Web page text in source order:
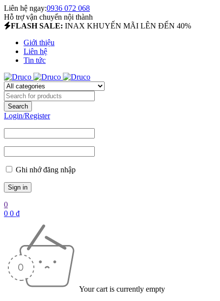
Liên hệ ngay:0936 072 068
Hỗ trợ vận chuyển nội thành
FLASH SALE: INAX KHUYẾN MÃI LÊN ĐẾN 40%
Giới thiệu
Liên hệ
Tin tức
Login/Register
Ghi nhớ đăng nhập
0
0 0 ₫
Your cart is currently empty